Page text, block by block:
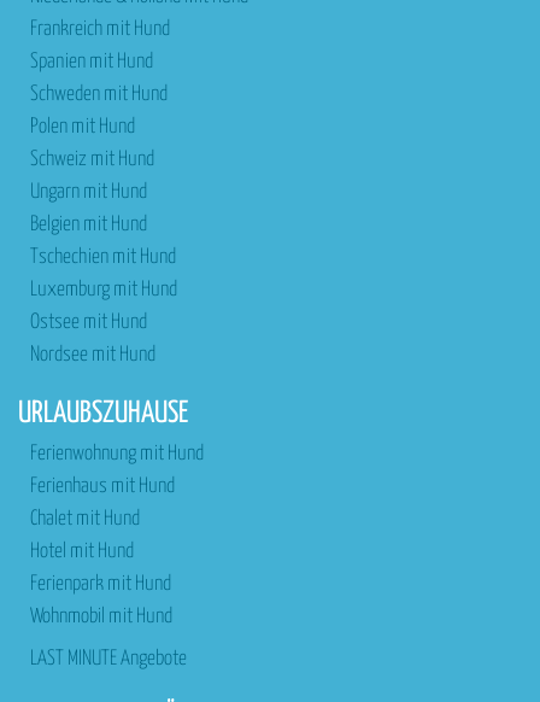
Frankreich mit Hund
Spanien mit Hund
Schweden mit Hund
Polen mit Hund
Schweiz mit Hund
Ungarn mit Hund
Belgien mit Hund
Tschechien mit Hund
Luxemburg mit Hund
Ostsee mit Hund
Nordsee mit Hund
URLAUBSZUHAUSE
Ferienwohnung mit Hund
Ferienhaus mit Hund
Chalet mit Hund
Hotel mit Hund
Ferienpark mit Hund
Wohnmobil mit Hund
LAST MINUTE Angebote